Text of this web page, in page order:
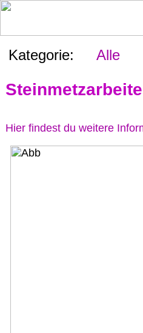
Kategorie: Alle
Hier findest du weitere